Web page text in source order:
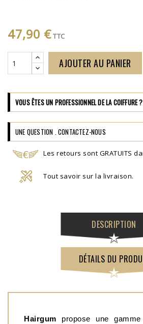
47,90 €TTC
AJOUTER AU PANIER
VOUS ÊTES UN PROFESSIONNEL DE LA COIFFURE
UNE QUESTION . CONTACTEZ-NOUS
Les retours sont GRATUITS
Tout savoir sur la livraison.
DESCRIPTION
DÉTAILS DU
Hairgum propose une